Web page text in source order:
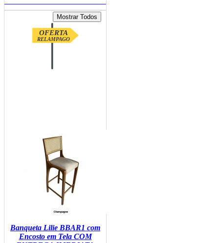
OFERTA
RELAMPAGO
Banqueta Lilie BBAR1 com
Encosto em Tela COM